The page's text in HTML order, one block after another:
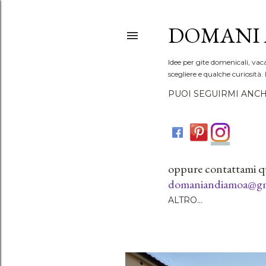
DOMANI
Idee per gite domenicali,
scegliere e qualche
PUOI SEGUIRMI
oppure contattami
ALTRO…